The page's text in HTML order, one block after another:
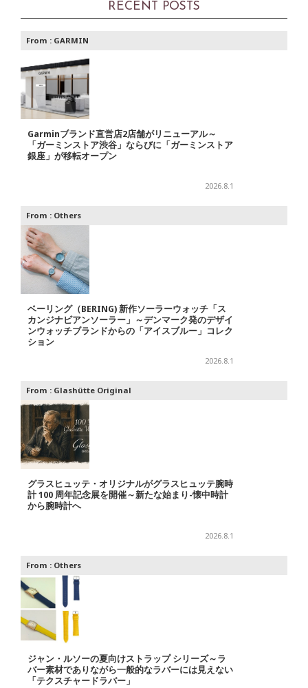
RECENT POSTS
From : GARMIN
Garminブランド直営店2店舗がリニューアル～
「ガーミンストア渋谷」ならびに「ガーミンストア
銀座」が移転オープン
2026.8.1
From : Others
ベーリング（BERING) 新作ソーラーウォッチ「ス
カンジナビアンソーラー」～デンマーク発のデザイ
ンウォッチブランドからの「アイスブルー」コレク
ション
2026.8.1
From : Glashütte Original
グラスヒュッテ・オリジナルがグラスヒュッテ腕時
計 100 周年記念展を開催～新たな始まり-懐中時計
から腕時計へ
2026.8.1
From : Others
ジャン・ルソーの夏向けストラップ シリーズ～ラ
バー素材でありながら一般的なラバーには見えない
「テクスチャードラバー」